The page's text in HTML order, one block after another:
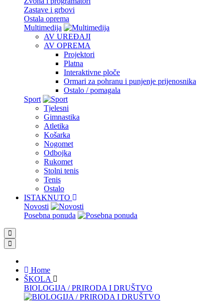
Zastave i grbovi
Ostala oprema
Multimedija
AV UREĐAJI
AV OPREMA
Projektori
Platna
Interaktivne ploče
Ormari za pohranu i punjenje prijenosnika
Ostalo / pomagala
Sport
Tjelesni
Gimnastika
Atletika
Košarka
Nogomet
Odbojka
Rukomet
Stolni tenis
Tenis
Ostalo
ISTAKNUTO
Novosti
Posebna ponuda
Home
ŠKOLA
BIOLOGIJA / PRIRODA I DRUŠTVO